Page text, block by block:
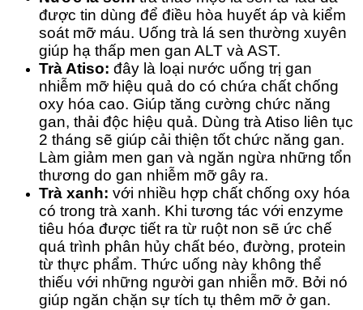
được tin dùng để điều hòa huyết áp và kiểm
soát mỡ máu. Uống trà lá sen thường xuyên
giúp hạ thấp men gan ALT và AST.
Trà Atiso: đây là loại nước uống trị gan
nhiễm mỡ hiệu quả do có chứa chất chống
oxy hóa cao. Giúp tăng cường chức năng
gan, thải độc hiệu quả. Dùng trà Atiso liên tục
2 tháng sẽ giúp cải thiện tốt chức năng gan.
Làm giảm men gan và ngăn ngừa những tổn
thương do gan nhiễm mỡ gây ra.
Trà xanh: với nhiều hợp chất chống oxy hóa
có trong trà xanh. Khi tương tác với enzyme
tiêu hóa được tiết ra từ ruột non sẽ ức chế
quá trình phân hủy chất béo, đường, protein
từ thực phẩm. Thức uống này không thể
thiếu với những người gan nhiễn mỡ. Bởi nó
giúp ngăn chặn sự tích tụ thêm mỡ ở gan.